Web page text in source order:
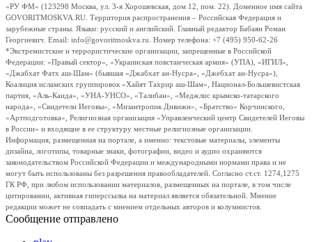
«РУ ФМ» (123298 Москва, ул. 3-я Хорошевская, дом 12, пом. 22). Доменное имя сайта
GOVORITMOSKVA.RU. Территория распространения – Российская Федерация и
зарубежные страны. Языки: русский и английский. Главный редактор Бабаян Роман
Георгиевич. Email: info@govoritmoskva.ru. Номер телефона: +7 (495) 950-62-26
*Экстремистские и террористические организации, запрещенные в Российской
Федерации: «Правый сектор», «Украинская повстанческая армия» (УПА), «ИГИЛ»,
«Джабхат Фатх аш-Шам» (бывшая «Джабхат ан-Нусра», «Джебхат ан-Нусра»),
Коалиция исламских группировок «Хайят Тахрир аш-Шам», Национал-Большевистская
партия, «Аль-Каида», «УНА-УНСО», «Талибан», «Меджлис крымско-татарского
народа», «Свидетели Иеговы», «Мизантропик Дивижн», «Братство» Корчинского,
«Артподготовка», Религиозная организация «Управленческий центр Свидетелей Иеговы
в России» и входящие в ее структуру местные религиозные организации.
Информация, размещенная на портале, а именно: текстовые материалы, элементы
дизайна, логотипы, товарные знаки, фотографии, видео и аудио охраняются
законодательством Российской Федерации и международными нормами права и не
могут быть использованы без разрешения правообладателей. Согласно ст.ст. 1274,1275
ГК РФ, при любом использовании материалов, размещенных на портале, в том числе
цитировании, активная гиперссылка на материал является обязательной. Мнение
редакции может не совпадать с мнением отдельных авторов и колумнистов.
Сообщение отправлено